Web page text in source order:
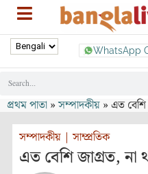
WhatsApp
প্রথম পাতা »সম্পাদকীয় »এত
সম্পাদকীয় |সাম্প্রতিক
এত বেশি জাগ্রত, না